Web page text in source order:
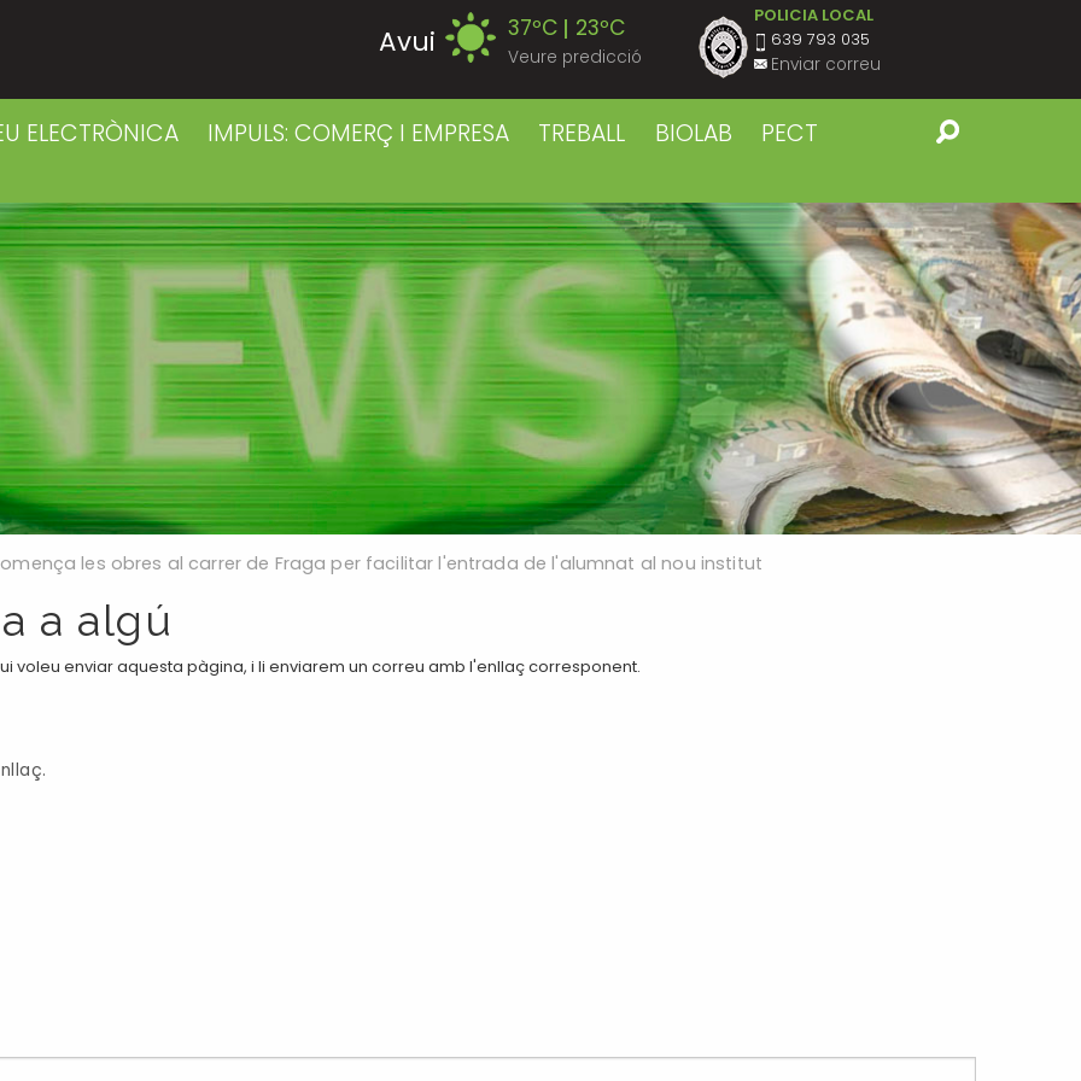
Avui 37ºC 23ºC
Veure predicció
Divendres 39ºC 23ºC
Diumenge 38ºC 23ºC
Dilluns 39ºC 23ºC
Dimarts 39ºC 22ºC
Dimecres 41ºC 22ºC
POLICIA LOCAL
639 793 035
Enviar correu
ELECTRÒNICA IMPULS: COMERÇ I EMPRESA TREBALL BIOLAB
PECT
les obres al carrer de Fraga per facilitar l'entrada de l'alumnat al nou institut
a algú
enviar aquesta pàgina, i li enviarem un correu amb l'enllaç corresponent.